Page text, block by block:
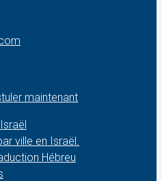
maintenant
ville en Israël.
Hébreu